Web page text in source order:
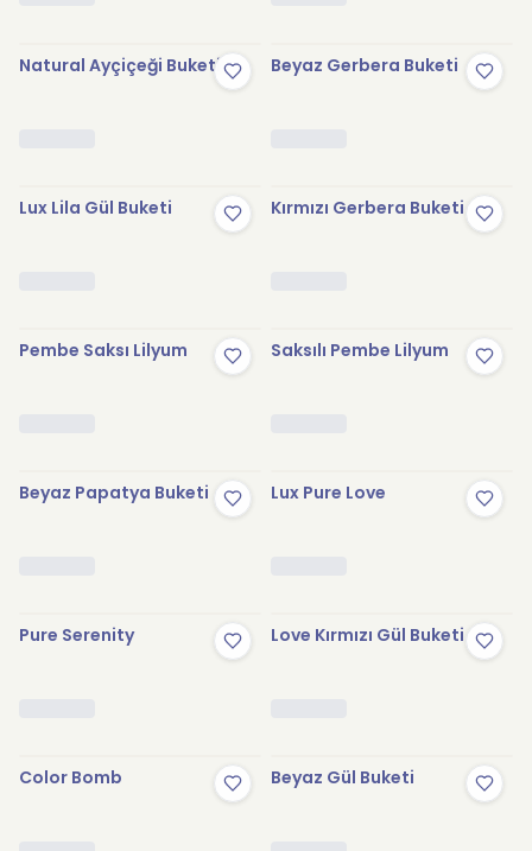
Natural Ayçiçeği Buketi Beyaz Gerbera Buketi
Lux Lila Gül Buketi Kırmızı Gerbera Buketi
Pembe Saksı Lilyum Saksılı Pembe Lilyum
Beyaz Papatya Buketi Lux Pure Love
Pure Serenity Love Kırmızı Gül Buketi
Color Bomb Beyaz Gül Buketi